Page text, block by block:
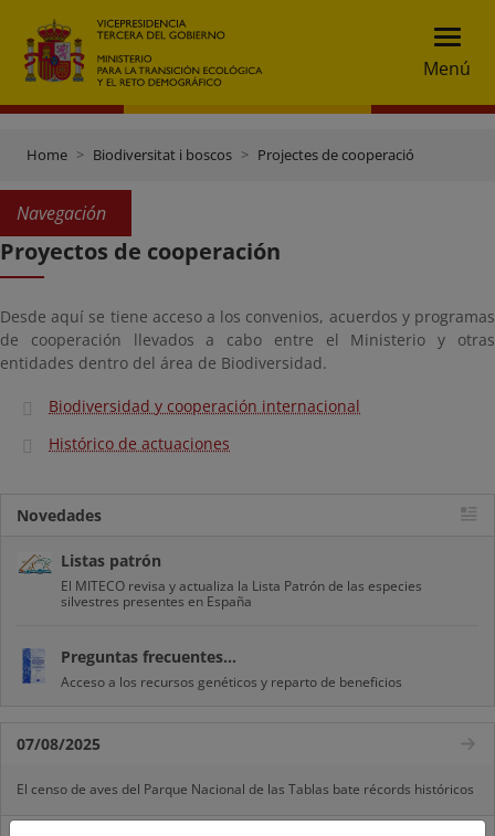
Menú
Home Biodiversitat i boscos Projectes de cooperació
Navegación
Proyectos de cooperación
Desde aquí se tiene acceso a los convenios, acuerdos y programas
de cooperación llevados a cabo entre el Ministerio y otras
entidades dentro del área de Biodiversidad.
Biodiversidad y cooperación internacional
Histórico de actuaciones
Novedades
Listas patrón
El MITECO revisa y actualiza la Lista Patrón de las especies
silvestres presentes en España
Preguntas frecuentes...
Acceso a los recursos genéticos y reparto de beneficios
07/08/2025
El censo de aves del Parque Nacional de las Tablas bate récords históricos